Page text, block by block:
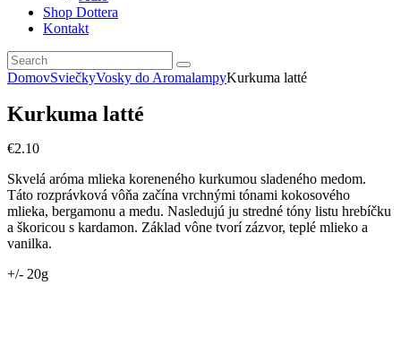
Shop Dottera
Kontakt
DomovSviečkyVosky do AromalampyKurkuma latté
Kurkuma latté
€2.10
Skvelá aróma mlieka koreneného kurkumou sladeného medom.
Táto rozprávková vôňa začína vrchnými tónami kokosového
mlieka, bergamonu a medu. Nasledujú ju stredné tóny listu hrebíčku
a škoricou s kardamon. Základ vône tvorí zázvor, teplé mlieko a
vanilka.
+/- 20g